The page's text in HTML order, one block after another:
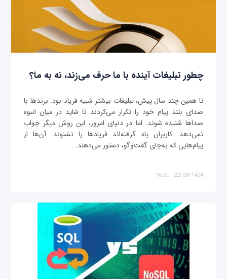
چطور تبلیغات آینده با ما حرف می‌زند، نه به ما؟
تا همین چند سال پیش، تبلیغات بیشتر شبیه فریاد بود. برندها با
صدای بلند پیام خود را تکرار می‌کردند تا شاید در میان انبوه
صداها شنیده شوند. اما در دنیای امروز، این روش دیگر جواب
نمی‌دهد. کاربران یاد گرفته‌اند فریادها را نشنوند. آن‌ها از
پیام‌هایی که به‌جای گفت‌وگو، دستور می‌دهند...
22/08/1404 - 16:30